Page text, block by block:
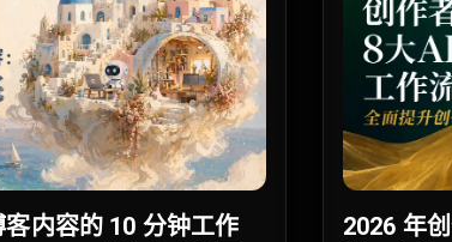
内容的 10 分钟工作
2026 年